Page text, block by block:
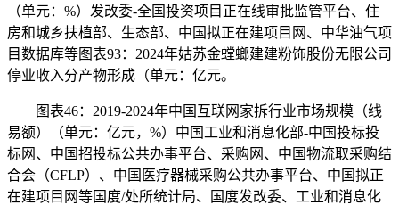
（单元：%）发改委-全国投资项目正在线审批监管平台、住
房和城乡扶植部、生态部、中国拟正在建项目网、中华油气项
目数据库等图表93：2024年姑苏金螳螂建建粉饰股份无限公司
停业收入分产物形成（单元：亿元。
图表46：2019-2024年中国互联网家拆行业市场规模（线
易额）（单元：亿元，%）中国工业和消息化部-中国投标投
标网、中国招投标公共办事平台、采购网、中国物流取采购结
合会（CFLP）、中国医疗器械采购公共办事平台、中国拟正
在建项目网等国度/处所统计局、国度发改委、工业和消息化